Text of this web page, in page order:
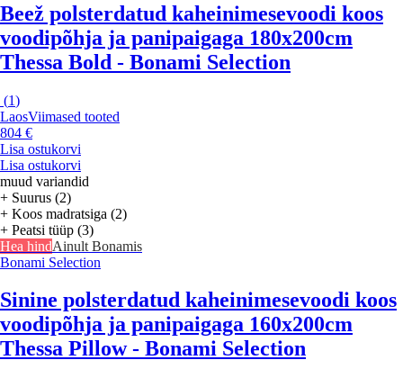
Beež polsterdatud kaheinimesevoodi koos
voodipõhja ja panipaigaga 180x200cm
Thessa Bold - Bonami Selection
(1)
LaosViimased tooted
804 €
Lisa ostukorvi
Lisa ostukorvi
muud variandid
+ Suurus (2)
+ Koos madratsiga (2)
+ Peatsi tüüp (3)
Hea hindAinult Bonamis
Bonami Selection
Sinine polsterdatud kaheinimesevoodi koos
voodipõhja ja panipaigaga 160x200cm
Thessa Pillow - Bonami Selection